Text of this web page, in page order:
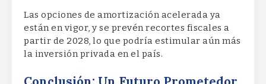
Las opciones de amortización acelerada ya
están en vigor, y se prevén recortes fiscales a
partir de 2028, lo que podría estimular aún más
la inversión privada en el país.